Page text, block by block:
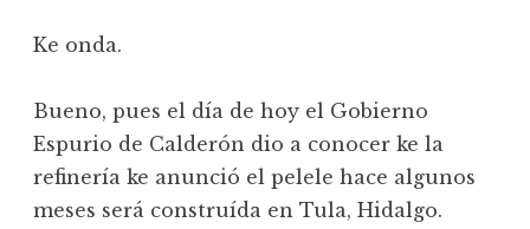
Ke onda.
Bueno, pues el día de hoy el Gobierno
Espurio de Calderón dio a conocer ke la
refinería ke anunció el pelele hace algunos
meses será construída en Tula, Hidalgo.